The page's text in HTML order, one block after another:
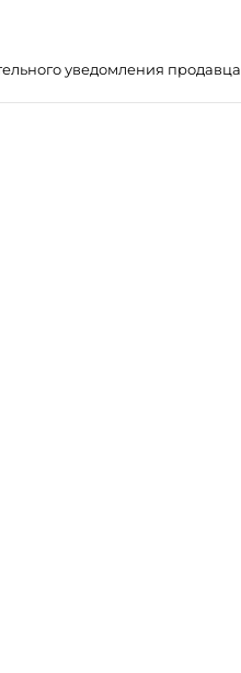
уведомления продавца